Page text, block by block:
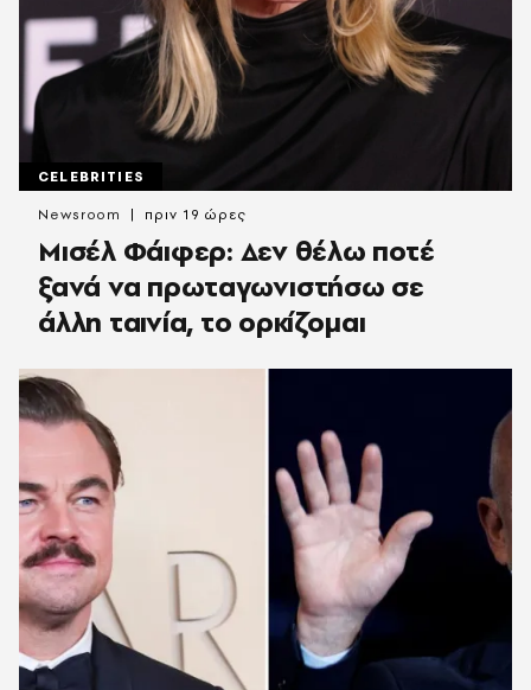
CELEBRITIES
Μισέλ Φάιφερ: Δεν θέλω ποτέ
ξανά να πρωταγωνιστήσω σε
άλλη ταινία, το ορκίζομαι
Newsroom πριν 19 ώρες